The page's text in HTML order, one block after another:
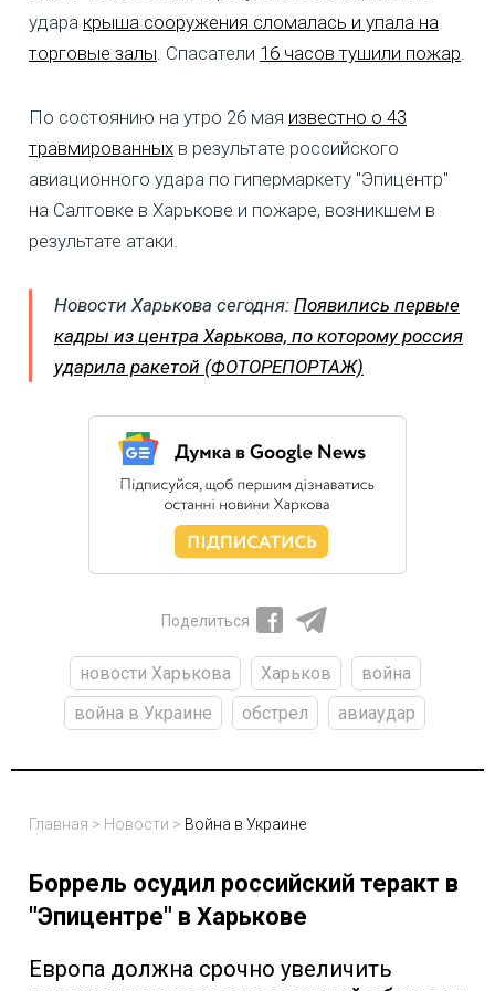
удара крыша сооружения сломалась и упала на
торговые залы . Спасатели 16 часов тушили пожар
По состоянию на утро 26 мая известно о 43
травмированных в результате российского
авиационного удара по гипермаркету "Эпицентр"
на Салтовке в Харькове и пожаре, возникшем в
результате атаки.
Новости Харькова сегодня: Появились первые
кадры из центра Харькова, по которому россия
ударила ракетой (ФОТОРЕПОРТАЖ)
Поделиться
новости Харькова Харьков
война
война в Украине
обстрел авиаудар
Главная > Новости > Война в Украине
Боррель осудил российский теракт в
"Эпицентре" в Харькове
Европа должна срочно увеличить